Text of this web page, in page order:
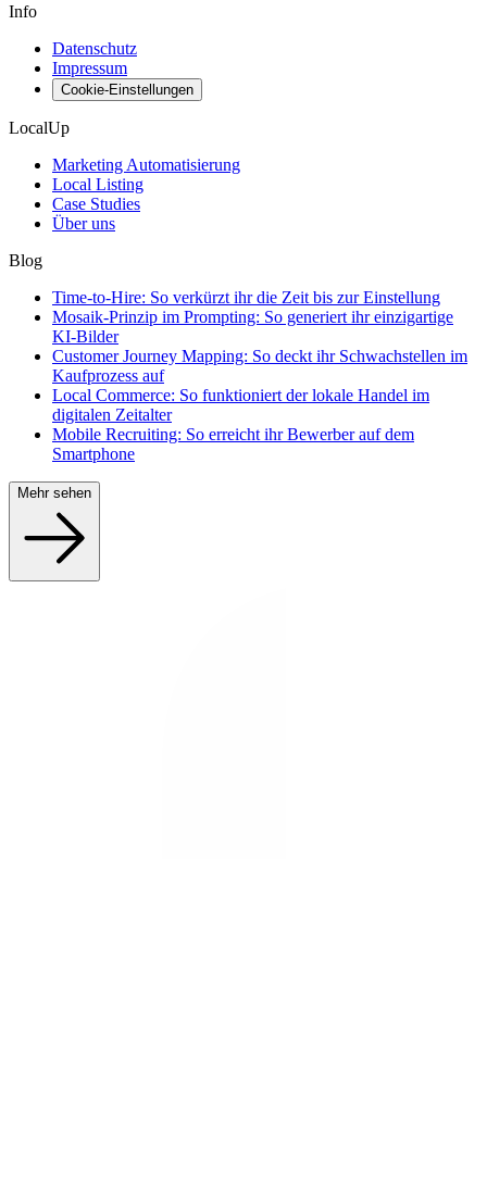
Info
Datenschutz
Impressum
Cookie-Einstellungen
LocalUp
Marketing Automatisierung
Local Listing
Case Studies
Über uns
Blog
Time-to-Hire: So verkürzt ihr die Zeit bis zur Einstellung
Mosaik-Prinzip im Prompting: So generiert ihr einzigartige
KI-Bilder
Customer Journey Mapping: So deckt ihr Schwachstellen im
Kaufprozess auf
Local Commerce: So funktioniert der lokale Handel im
digitalen Zeitalter
Mobile Recruiting: So erreicht ihr Bewerber auf dem
Smartphone
Mehr sehen